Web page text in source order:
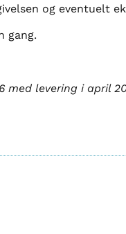
og eventuelt
gang.
med levering i april